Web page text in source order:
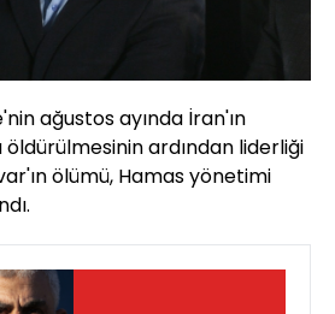
ağustos ayında İran'ın
ardından liderliği
ölümü, Hamas yönetimi